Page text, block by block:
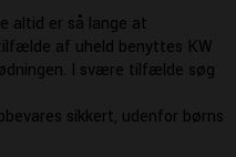
altid er så lange at
af uheld benyttes KW
I svære tilfælde søg
sikkert, udenfor børns